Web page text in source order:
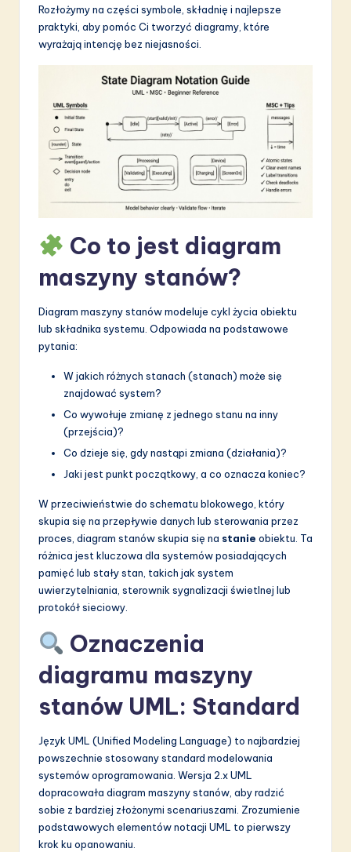
&
S
o
o
Rozłożymy na części symbole, składnię i najlepsze
praktyki, aby pomóc Ci tworzyć diagramy, które
wyrażają intencję bez niejasności.
Co to jest diagram
maszyny stanów?
Diagram maszyny stanów modeluje cykl życia obiektu
lub składnika systemu. Odpowiada na podstawowe
pytania:
W jakich różnych stanach (stanach) może się
znajdować system?
Co wywołuje zmianę z jednego stanu na inny
(przejścia)?
Co dzieje się, gdy nastąpi zmiana (działania)?
Jaki jest punkt początkowy, a co oznacza koniec?
W przeciwieństwie do schematu blokowego, który
skupia się na przepływie danych lub sterowania przez
proces, diagram stanów skupia się na stanie obiektu. Ta
różnica jest kluczowa dla systemów posiadających
pamięć lub stały stan, takich jak system
uwierzytelniania, sterownik sygnalizacji świetlnej lub
protokół sieciowy.
Oznaczenia
diagramu maszyny
stanów UML: Standard
Język UML (Unified Modeling Language) to najbardziej
powszechnie stosowany standard modelowania
systemów oprogramowania. Wersja 2.x UML
dopracowała diagram maszyny stanów, aby radzić
sobie z bardziej złożonymi scenariuszami. Zrozumienie
podstawowych elementów notacji UML to pierwszy
krok ku opanowaniu.